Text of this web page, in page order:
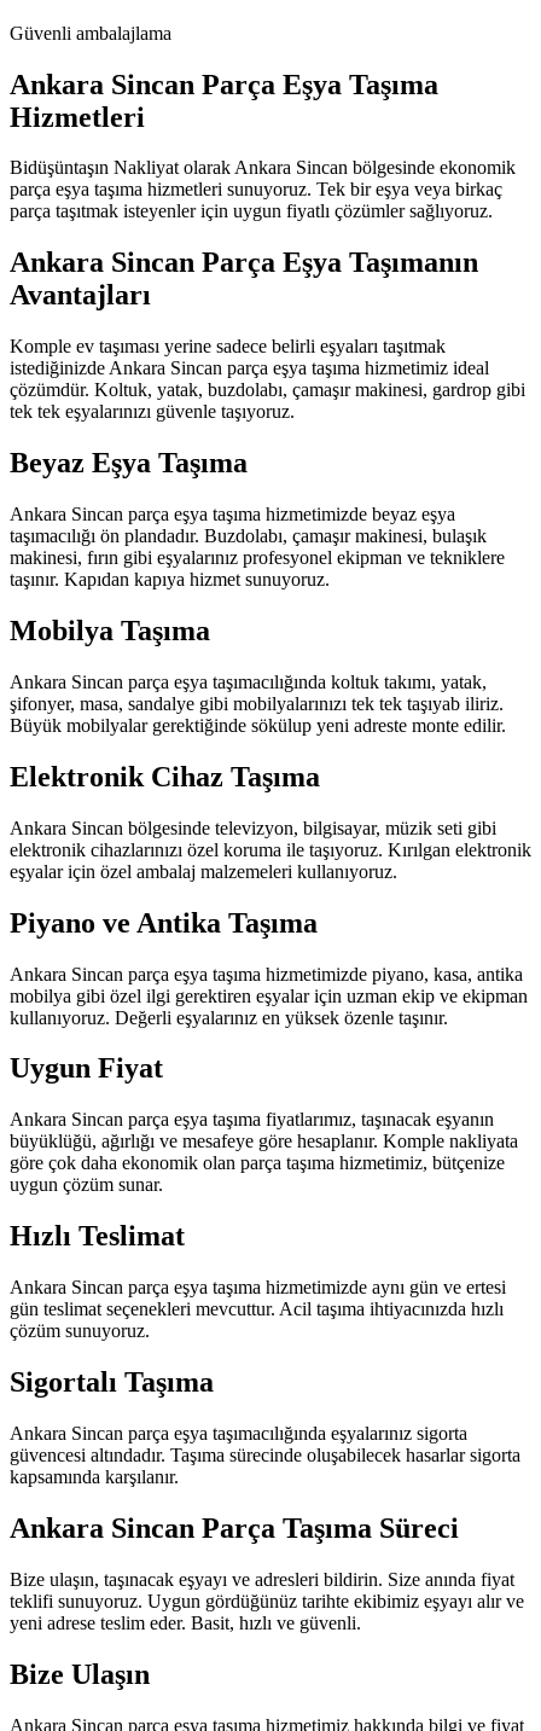
Güvenli ambalajlama
Ankara Sincan Parça Eşya Taşıma
Hizmetleri
Bidüşüntaşın Nakliyat olarak Ankara Sincan bölgesinde ekonomik
parça eşya taşıma hizmetleri sunuyoruz. Tek bir eşya veya birkaç
parça taşıtmak isteyenler için uygun fiyatlı çözümler sağlıyoruz.
Ankara Sincan Parça Eşya Taşımanın
Avantajları
Komple ev taşıması yerine sadece belirli eşyaları taşıtmak
istediğinizde Ankara Sincan parça eşya taşıma hizmetimiz ideal
çözümdür. Koltuk, yatak, buzdolabı, çamaşır makinesi, gardrop gibi
tek tek eşyalarınızı güvenle taşıyoruz.
Beyaz Eşya Taşıma
Ankara Sincan parça eşya taşıma hizmetimizde beyaz eşya
taşımacılığı ön plandadır. Buzdolabı, çamaşır makinesi, bulaşık
makinesi, fırın gibi eşyalarınız profesyonel ekipman ve tekniklere
taşınır. Kapıdan kapıya hizmet sunuyoruz.
Mobilya Taşıma
Ankara Sincan parça eşya taşımacılığında koltuk takımı, yatak,
şifonyer, masa, sandalye gibi mobilyalarınızı tek tek taşıyab iliriz.
Büyük mobilyalar gerektiğinde sökülup yeni adreste monte edilir.
Elektronik Cihaz Taşıma
Ankara Sincan bölgesinde televizyon, bilgisayar, müzik seti gibi
elektronik cihazlarınızı özel koruma ile taşıyoruz. Kırılgan elektronik
eşyalar için özel ambalaj malzemeleri kullanıyoruz.
Piyano ve Antika Taşıma
Ankara Sincan parça eşya taşıma hizmetimizde piyano, kasa, antika
mobilya gibi özel ilgi gerektiren eşyalar için uzman ekip ve ekipman
kullanıyoruz. Değerli eşyalarınız en yüksek özenle taşınır.
Uygun Fiyat
Ankara Sincan parça eşya taşıma fiyatlarımız, taşınacak eşyanın
büyüklüğü, ağırlığı ve mesafeye göre hesaplanır. Komple nakliyata
göre çok daha ekonomik olan parça taşıma hizmetimiz, bütçenize
uygun çözüm sunar.
Hızlı Teslimat
Ankara Sincan parça eşya taşıma hizmetimizde aynı gün ve ertesi
gün teslimat seçenekleri mevcuttur. Acil taşıma ihtiyacınızda hızlı
çözüm sunuyoruz.
Sigortalı Taşıma
Ankara Sincan parça eşya taşımacılığında eşyalarınız sigorta
güvencesi altındadır. Taşıma sürecinde oluşabilecek hasarlar sigorta
kapsamında karşılanır.
Ankara Sincan Parça Taşıma Süreci
Bize ulaşın, taşınacak eşyayı ve adresleri bildirin. Size anında fiyat
teklifi sunuyoruz. Uygun gördüğünüz tarihte ekibimiz eşyayı alır ve
yeni adrese teslim eder. Basit, hızlı ve güvenli.
Bize Ulaşın
Ankara Sincan parça eşya taşıma hizmetimiz hakkında bilgi ve fiyat